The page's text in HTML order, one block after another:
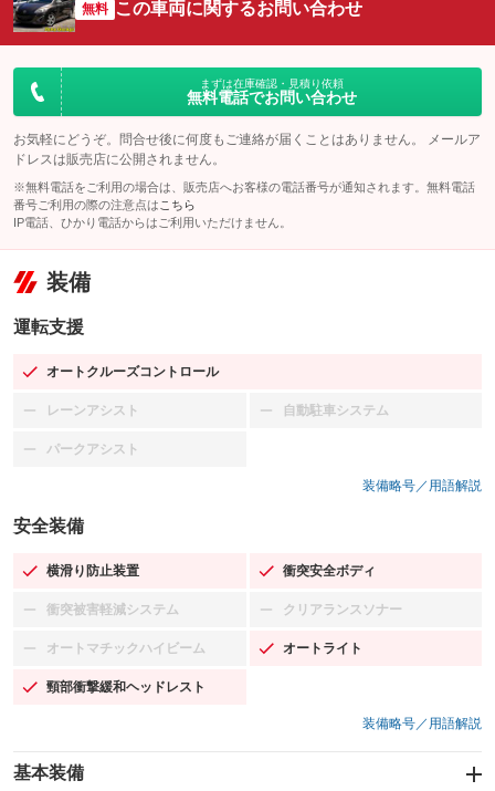
無料 この車両に関するお問い合わせ
まずは在庫確認・見積り依頼
無料電話でお問い合わせ
お気軽にどうぞ。問合せ後に何度もご連絡が届くことはありません。 メールア
ドレスは販売店に公開されません。
※無料電話をご利用の場合は、販売店へお客様の電話番号が通知されます。無料電話
番号ご利用の際の注意点は こちら
IP電話、ひかり電話からはご利用いただけません。
装備
運転支援
オートクルーズコントロール
：装備あり
レーンアシスト
：装備なし 自動駐車システム
：装備なし
パークアシスト
：装備なし
装備略号／用語解説
安全装備
横滑り防止装置
：装備あり 衝突安全ボディ
：装備あり
衝突被害軽減システム
：装備なし クリアランスソナー
：装備なし
オートマチックハイビーム
：装備なし オートライト
：装備あり
頸部衝撃緩和ヘッドレスト
：装備あり
装備略号／用語解説
基本装備